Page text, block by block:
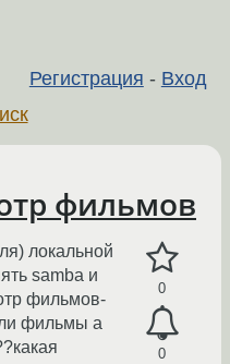
Регистрация - Вход
фильмов
0
0
локальной
samba и
фильмов-
фильмы а